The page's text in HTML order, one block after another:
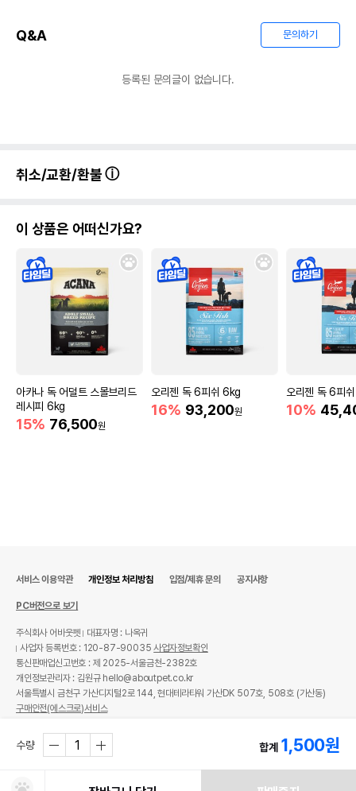
Q&A 문의하기
등록된 문의글이 없습니다.
취소/교환/환불
이 상품은 어떠신가요?
아카나 독 어덜트 스몰브리드
레시피 6kg
15% 76,500원
오리젠 독 6피쉬 6kg
16% 93,200원
오리젠 독 6피
10%
수량 합계 1,500원
서비스 이용약관 개인정보 처리방침 입점/제휴 문의 공지사항
PC버전으로 보기
주식회사 어바웃펫
대표자명 : 나옥귀
사업자 등록번호 : 120-87-90035사업자정보확인
통신판매업신고번호 : 제 2025-서울금천-2382호
개인정보관리자 : 김원규 hello@aboutpet.co.kr
서울특별시 금천구 가산디지털2로 144, 현대테라타워 가산DK 507호, 508호 (가산동)
구매안전(에스크로)서비스